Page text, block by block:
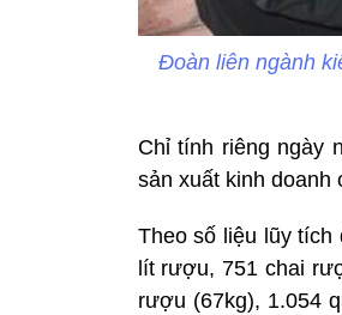
Đoàn liên ngành
Chỉ tính riêng ngày
sản xuất kinh
Theo số liệu lũy
lít rượu, 751 chai
rượu (67kg), 1.054